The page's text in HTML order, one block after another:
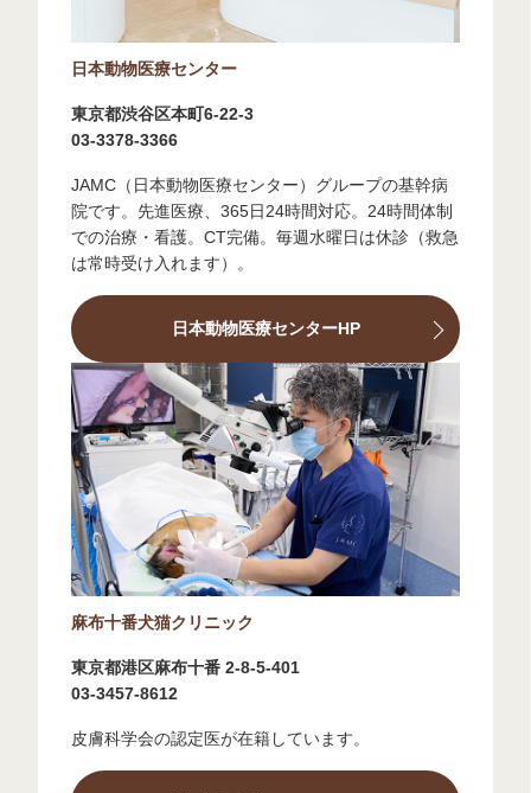
日本動物医療センター
東京都渋谷区本町6-22-3
03-3378-3366
JAMC（日本動物医療センター）グループの基幹病
院です。先進医療、365日24時間対応。24時間体制
での治療・看護。CT完備。毎週水曜日は休診（救急
は常時受け入れます）。
日本動物医療センターHP
麻布十番犬猫クリニック
東京都港区麻布十番 2-8-5-401
03-3457-8612
皮膚科学会の認定医が在籍しています。